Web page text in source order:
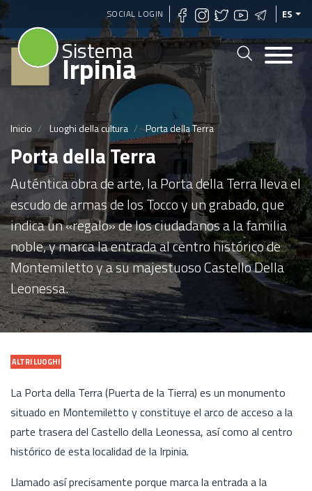
Pasar
al
contenido
principal
SOCIAL LOGIN ES
Sistema
Irpinia
Inicio Luoghi della cultura Porta della Terra
Porta della Terra
Auténtica obra de arte, la Porta della Terra lleva el
escudo de armas de los Tocco y un grabado, que
indica un «regalo» de los ciudadanos a la familia
noble, y marca la entrada al centro histórico de
Montemiletto y a su majestuoso Castello Della
Leonessa.
ALTRI LUOGHI
La Porta della Terra (Puerta de la Tierra) es un monumento
situado en Montemiletto y constituye el arco de acceso a la
parte trasera del Castello della Leonessa, así como al centro
histórico de esta localidad de la Irpinia.
Llamado así precisamente porque marca la entrada a la